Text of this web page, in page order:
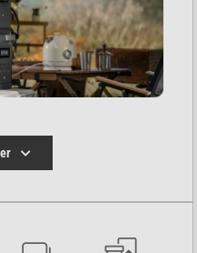
heeft hetzelfde